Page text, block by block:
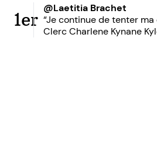
1er
@Laetitia Brachet
“Je continue de tenter
Clerc Charlene Kynane